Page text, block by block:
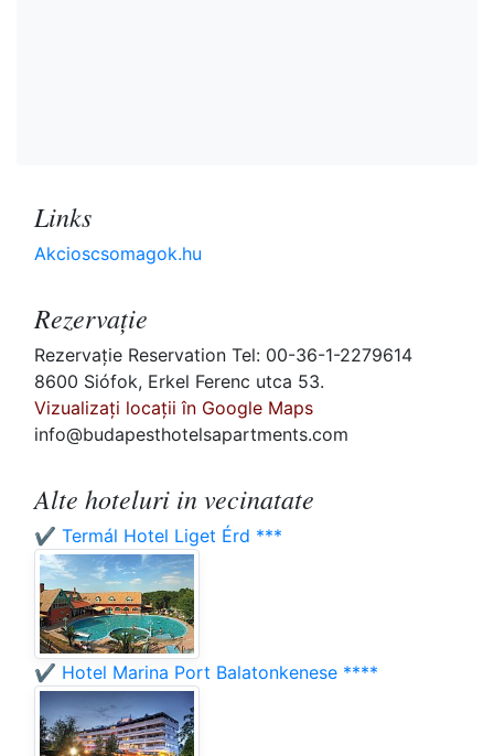
Links
Akcioscsomagok.hu
Rezervaţie
Rezervaţie Reservation Tel: 00-36-1-2279614
8600 Siófok, Erkel Ferenc utca 53.
Vizualizați locații în Google Maps
info@budapesthotelsapartments.com
Alte hoteluri in vecinatate
✔️ Termál Hotel Liget Érd ***
✔️ Hotel Marina Port Balatonkenese ****